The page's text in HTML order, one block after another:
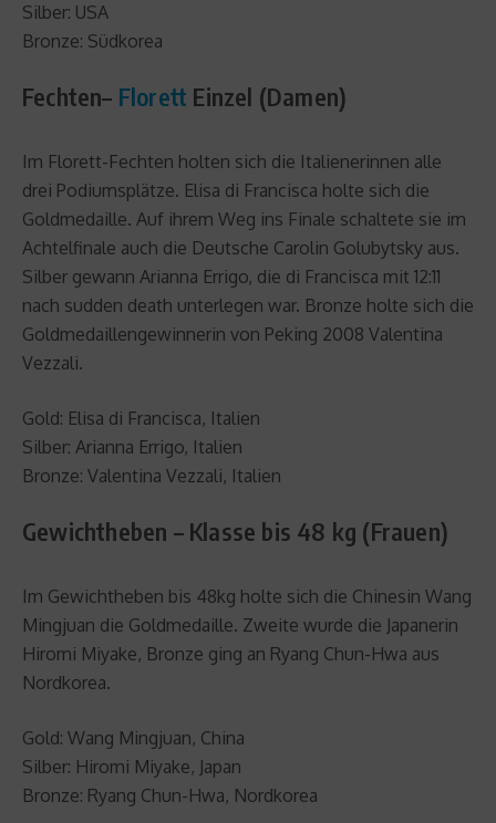
Silber: USA
Bronze: Südkorea
Fechten– Florett Einzel (Damen)
Im Florett-Fechten holten sich die Italienerinnen alle
drei Podiumsplätze. Elisa di Francisca holte sich die
Goldmedaille. Auf ihrem Weg ins Finale schaltete sie im
Achtelfinale auch die Deutsche Carolin Golubytsky aus.
Silber gewann Arianna Errigo, die di Francisca mit 12:11
nach sudden death unterlegen war. Bronze holte sich die
Goldmedaillengewinnerin von Peking 2008 Valentina
Vezzali.
Gold: Elisa di Francisca, Italien
Silber: Arianna Errigo, Italien
Bronze: Valentina Vezzali, Italien
Gewichtheben – Klasse bis 48 kg (Frauen)
Im Gewichtheben bis 48kg holte sich die Chinesin Wang
Mingjuan die Goldmedaille. Zweite wurde die Japanerin
Hiromi Miyake, Bronze ging an Ryang Chun-Hwa aus
Nordkorea.
Gold: Wang Mingjuan, China
Silber: Hiromi Miyake, Japan
Bronze: Ryang Chun-Hwa, Nordkorea